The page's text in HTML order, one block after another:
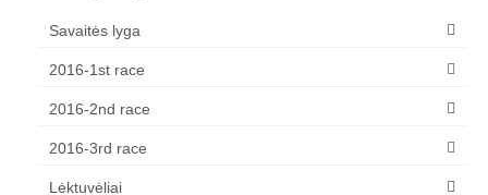
Savaitės lyga
2016-1st race
2016-2nd race
2016-3rd race
Lėktuvėliai